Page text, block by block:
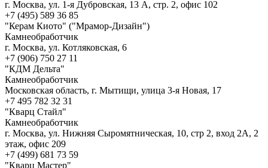
г. Москва, ул. 1-я Дубровская, 13 А, стр. 2, офис 102
+7 (495) 589 36 85
"Керам Киото" ("Мрамор-Дизайн")
Камнеобработчик
г. Москва, ул. Котляковская, 6
+7 (906) 750 27 11
"КДМ Дельта"
Камнеобработчик
Московская область, г. Мытищи, улица 3-я Новая, 17
+7 495 782 32 31
"Кварц Стайл"
Камнеобработчик
г. Москва, ул. Нижняя Сыромятническая, 10, стр 2, вход 2А, 2
этаж, офис 209
+7 (499) 681 73 59
"Кварц Мастер"